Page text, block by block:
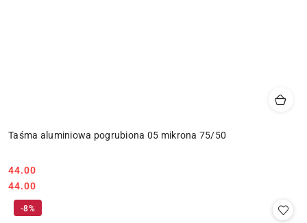
Taśma aluminiowa pogrubiona 05 mikrona 75/50
Cena:
44.00
Cena:
44.00
-8%